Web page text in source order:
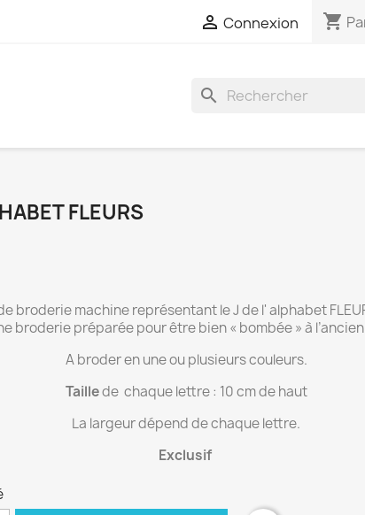
 Connexion shopping_cart
search
FLEURS
broderie machine représentant le J de l' alphabet
broderie préparée pour être bien « bombée » à
A broder en une ou plusieurs couleurs.
Taillede chaque lettre : 10 cm de haut
La largeur dépend de chaque lettre.
Exclusif